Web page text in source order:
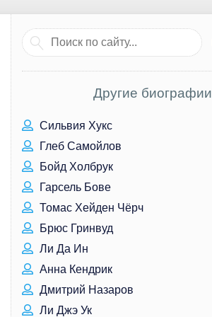
Другие биографии
Сильвия Хукс
Глеб Самойлов
Бойд Холбрук
Гарсель Бове
Томас Хейден Чёрч
Брюс Гринвуд
Ли Да Ин
Анна Кендрик
Дмитрий Назаров
Ли Джэ Ук